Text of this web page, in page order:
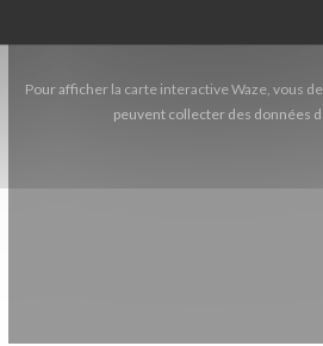
Pour afficher la carte interactive Waze, vous
peuvent collecter des données